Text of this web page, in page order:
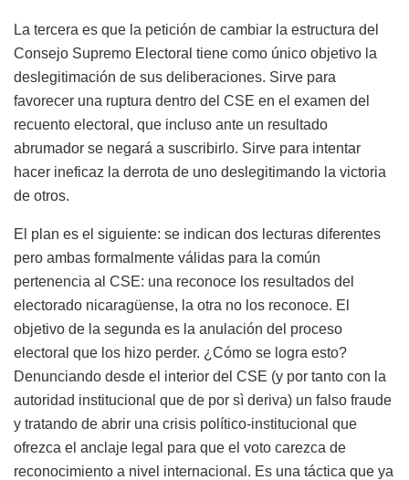
La tercera es que la petición de cambiar la estructura del
Consejo Supremo Electoral tiene como único objetivo la
deslegitimación de sus deliberaciones. Sirve para
favorecer una ruptura dentro del CSE en el examen del
recuento electoral, que incluso ante un resultado
abrumador se negará a suscribirlo. Sirve para intentar
hacer ineficaz la derrota de uno deslegitimando la victoria
de otros.
El plan es el siguiente: se indican dos lecturas diferentes
pero ambas formalmente válidas para la común
pertenencia al CSE: una reconoce los resultados del
electorado nicaragüense, la otra no los reconoce. El
objetivo de la segunda es la anulación del proceso
electoral que los hizo perder. ¿Cómo se logra esto?
Denunciando desde el interior del CSE (y por tanto con la
autoridad institucional que de por sì deriva) un falso fraude
y tratando de abrir una crisis político-institucional que
ofrezca el anclaje legal para que el voto carezca de
reconocimiento a nivel internacional. Es una táctica que ya